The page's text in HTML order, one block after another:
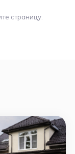
страницу.